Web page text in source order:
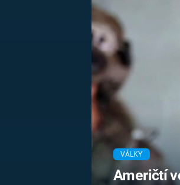
PRVNÍ SVĚTOVÁ
VÁLKY
Američtí